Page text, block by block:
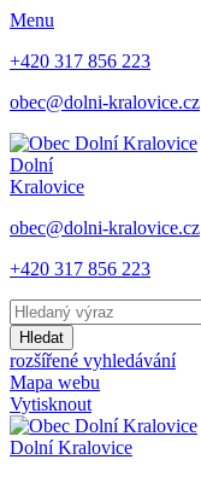
Menu
+420 317 856 223
obec@dolni-kralovice.cz
Dolní
Kralovice
obec@dolni-kralovice.cz
+420 317 856 223
Hledat
rozšířené vyhledávání
Mapa webu
Vytisknout
Dolní Kralovice